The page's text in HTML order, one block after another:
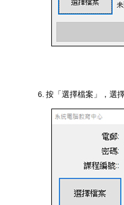
按「選擇檔案」，選